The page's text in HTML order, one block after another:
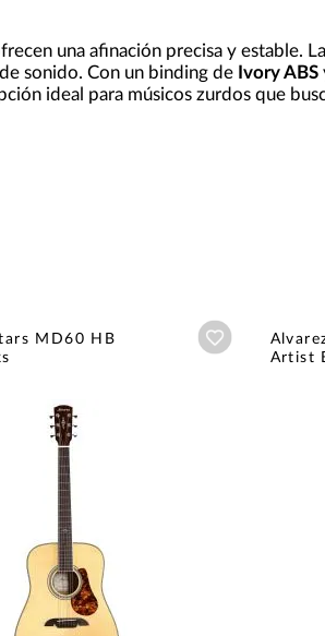
una afinación precisa y estable.
sonido. Con un binding de Ivory ABS
ideal para músicos zurdos que
MD60 HB
Añadir a
Artist